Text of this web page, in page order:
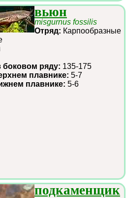
вьюн
misgurnus fossilis
Отряд: Карпообразные
боковом ряду: 135-175
плавнике: 5-7
плавнике: 5-6
подкаменщик